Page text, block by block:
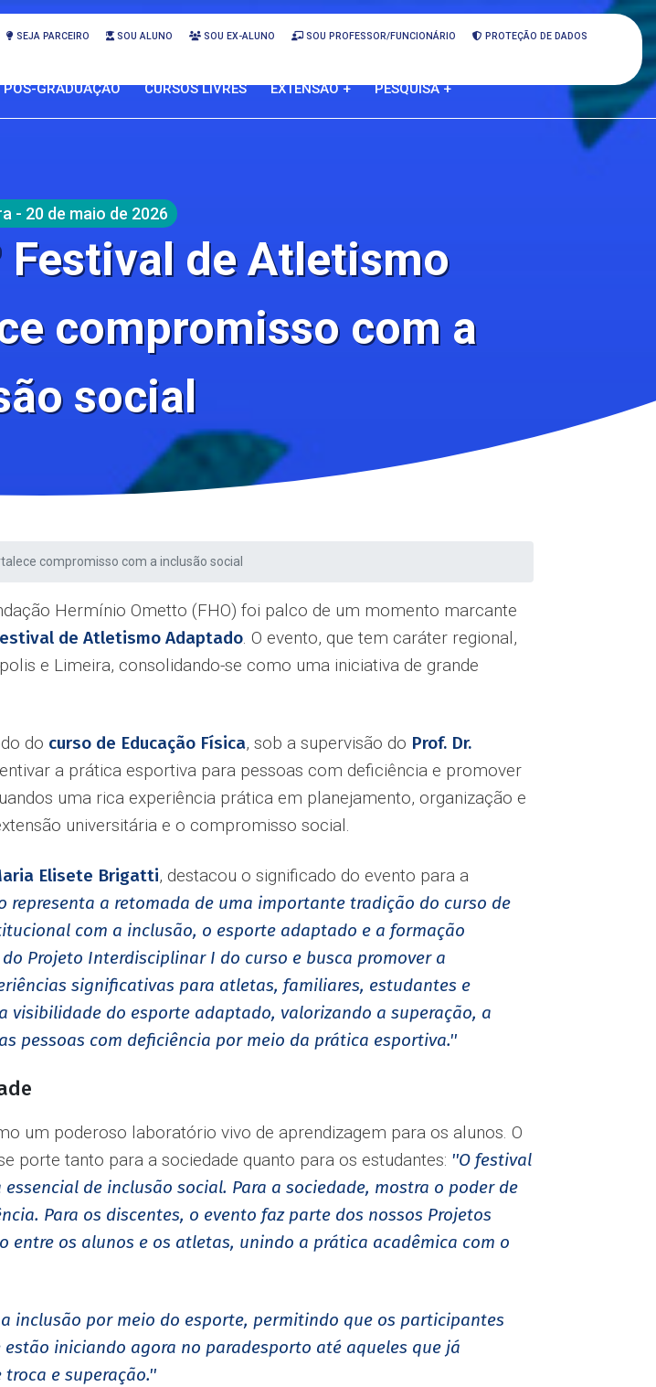
SEJA PARCEIRO SOU ALUNO SOU EX-ALUNO SOU PROFESSOR/FUNCIONÁRIO PROTEÇÃO DE DADOS
PÓS-GRADUAÇÃO CURSOS LIVRES EXTENSÃO + PESQUISA +
- 20 de maio de 2026
Festival de Atletismo
compromisso com a
social
compromisso com a inclusão social
Hermínio Ometto (FHO) foi palco de um momento marcante
de Atletismo Adaptado. O evento, que tem caráter regional,
e Limeira, consolidando-se como uma iniciativa de grande
do curso de Educação Física, sob a supervisão do Prof. Dr.
a prática esportiva para pessoas com deficiência e promover
uma rica experiência prática em planejamento, organização e
universitária e o compromisso social.
Elisete Brigatti, destacou o significado do evento para a
representa a retomada de uma importante tradição do curso de
com a inclusão, o esporte adaptado e a formação
Projeto Interdisciplinar I do curso e busca promover a
significativas para atletas, familiares, estudantes e
do esporte adaptado, valorizando a superação, a
pessoas com deficiência por meio da prática esportiva.''
um poderoso laboratório vivo de aprendizagem para os alunos. O
porte tanto para a sociedade quanto para os estudantes: ''O festival
de inclusão social. Para a sociedade, mostra o poder de
Para os discentes, o evento faz parte dos nossos Projetos
os alunos e os atletas, unindo a prática acadêmica com o
inclusão por meio do esporte, permitindo que os participantes
iniciando agora no paradesporto até aqueles que já
e superação.''